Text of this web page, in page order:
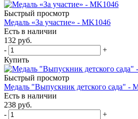
Быстрый просмотр
Медаль «За участие» - MK1046
Есть в наличии
132 руб.
-
+
Купить
Быстрый просмотр
Медаль "Выпускник детского сада" -
Есть в наличии
238 руб.
-
+